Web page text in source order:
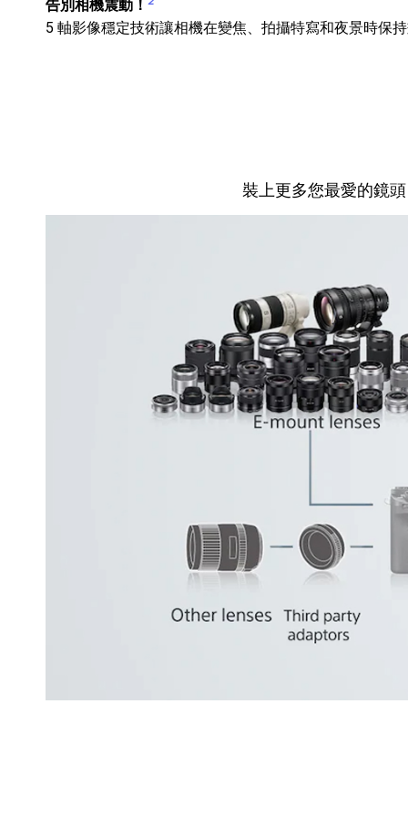
告別相機震動！
5 軸影像穩定技術讓相機在變焦、拍攝特寫和夜景時保
裝上更多您最愛的鏡